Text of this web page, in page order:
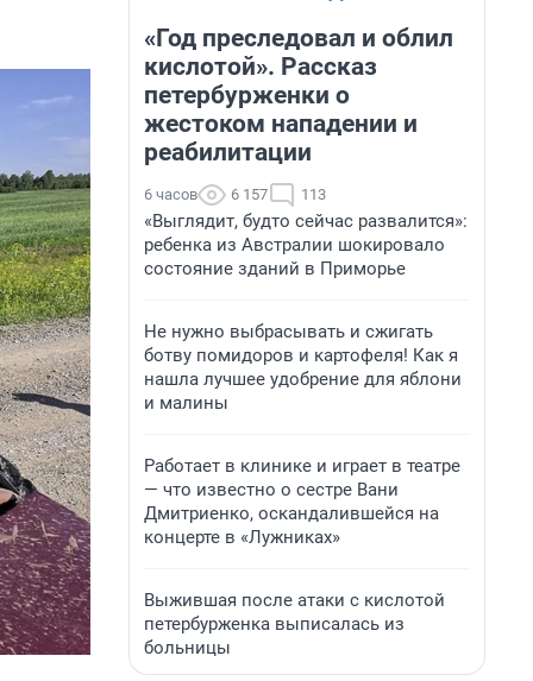
«Год преследовал и облил
кислотой». Рассказ
петербурженки о
жестоком нападении и
реабилитации
6 часов 6 157 113
«Выглядит, будто сейчас развалится»:
ребенка из Австралии шокировало
состояние зданий в Приморье
Не нужно выбрасывать и сжигать
ботву помидоров и картофеля! Как я
нашла лучшее удобрение для яблони
и малины
Работает в клинике и играет в театре
— что известно о сестре Вани
Дмитриенко, оскандалившейся на
концерте в «Лужниках»
Выжившая после атаки с кислотой
петербурженка выписалась из
больницы